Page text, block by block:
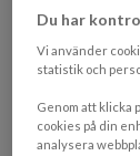
Du har
Vi använder
statistik och
Genom att klicka
cookies på din
analysera